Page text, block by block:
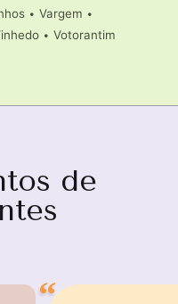
• Vargem •
• Votorantim
de